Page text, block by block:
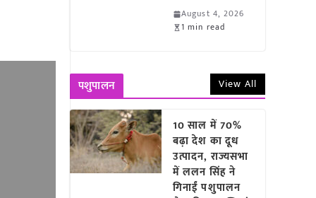
August 4, 2026
1 min read
पशुपालन View All
10 साल में 70%
बढ़ा देश का दूध
उत्पादन, राज्यसभा
में ललन सिंह ने
गिनाईं पशुपालन